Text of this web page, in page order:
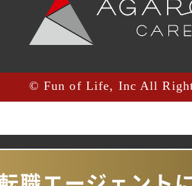
© Fun of Life, Inc All Right